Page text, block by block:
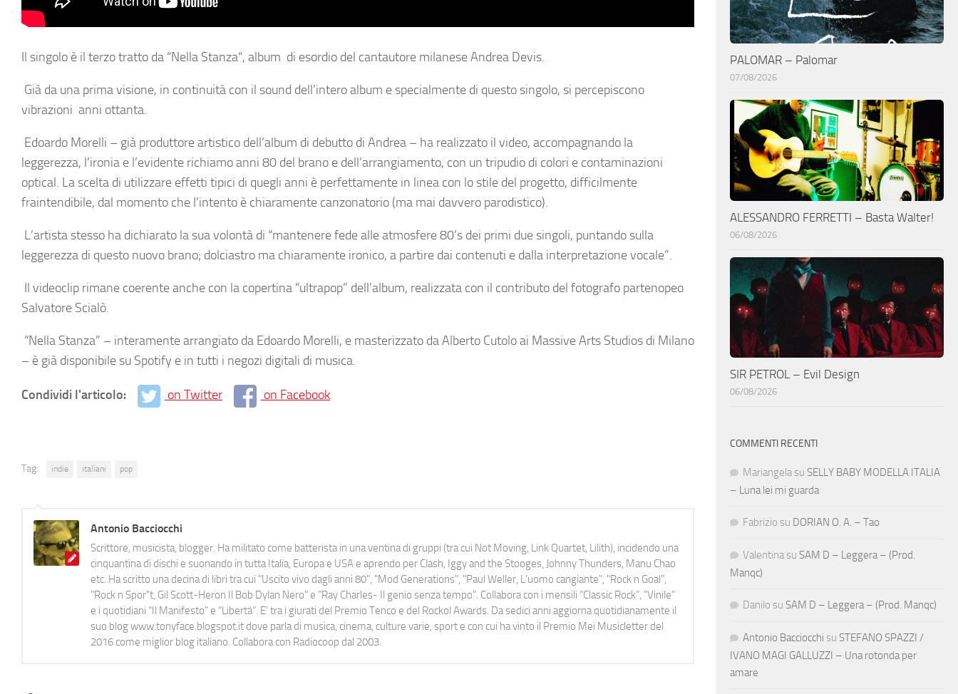
Il singolo è il terzo tratto da “Nella Stanza“, album di esordio del cantautore milaneseAndrea Devis.
Già da una prima visione, in continuità con il sound dell’intero album e specialmente di questo singolo, si percepiscono
vibrazioni anni ottanta.
Edoardo Morelli – già produttore artistico dell’album di debutto di Andrea – ha realizzato il video, accompagnando la
leggerezza, l’ironia e l’evidente richiamo anni 80 del brano e dell’arrangiamento, con un tripudio di colori e contaminazioni
optical. La scelta di utilizzare effetti tipici di quegli anni è perfettamente in linea con lo stile del progetto, difficilmente
fraintendibile, dal momento che l’intento è chiaramente canzonatorio (ma mai davvero parodistico).
L’artista stesso ha dichiarato la sua volontà di “mantenere fede alle atmosfere 80’s dei primi due singoli, puntando sulla
leggerezza di questo nuovo brano; dolciastro ma chiaramente ironico, a partire dai contenuti e dalla interpretazione vocale”.
Il videoclip rimane coerente anche con la copertina “ultrapop” dell’album, realizzata con il contributo del fotografo partenopeo
Salvatore Scialò.
“Nella Stanza” – interamente arrangiato da Edoardo Morelli, e masterizzato da Alberto Cutolo ai Massive Arts Studios di Milano
– è già disponibile su Spotify e in tutti i negozi digitali di musica.
Condividi l'articolo: on Twitter on Facebook
Tag: indie italiani pop
Antonio Bacciocchi
Scrittore, musicista, blogger. Ha militato come batterista in una ventina di gruppi (tra cui Not Moving, Link Quartet, Lilith), incidendo una
cinquantina di dischi e suonando in tutta Italia, Europa e USA e aprendo per Clash, Iggy and the Stooges, Johnny Thunders, Manu Chao
etc. Ha scritto una decina di libri tra cui "Uscito vivo dagli anni 80", "Mod Generations", "Paul Weller, L’uomo cangiante", "Rock n Goal",
"Rock n Spor"t, Gil Scott-Heron Il Bob Dylan Nero" e "Ray Charles- Il genio senza tempo". Collabora con i mensili “Classic Rock”, "Vinile"
e i quotidiani “Il Manifesto” e “Libertà”. E' tra i giurati del Premio Tenco e del Rockol Awards. Da sedici anni aggiorna quotidianamente il
suo blog www.tonyface.blogspot.it dove parla di musica, cinema, culture varie, sport e con cui ha vinto il Premio Mei Musicletter del
2016 come miglior blog italiano. Collabora con Radiocoop dal 2003.
PALOMAR – Palomar
07/08/2026
ALESSANDRO FERRETTI – Basta Walter!
06/08/2026
SIR PETROL – Evil Design
06/08/2026
COMMENTI RECENTI
Mariangela su SELLY BABY MODELLA ITALIA
– Luna lei mi guarda
Fabrizio su DORIAN O. A. – Tao
Valentina su SAM D – Leggera – (Prod.
Manqc)
Danilo su SAM D – Leggera – (Prod. Manqc)
Antonio Bacciocchi su STEFANO SPAZZI /
IVANO MAGI GALLUZZI – Una rotonda per
amare